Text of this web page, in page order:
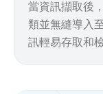
當資訊擷取後
類並無縫導入
訊輕易存取和